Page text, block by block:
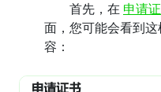
首先，在 申请
面，您可能会看到
容：